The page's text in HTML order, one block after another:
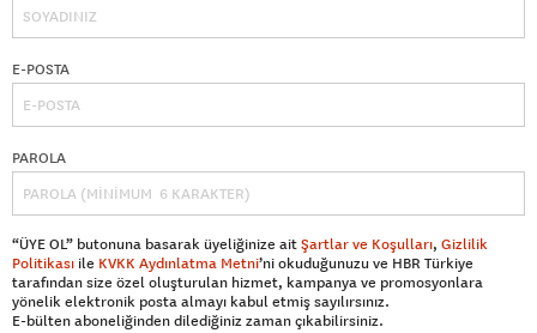
E-POSTA
PAROLA
“ÜYE OL” butonuna basarak üyeliğinize aitŞartlar ve Koşulları, Gizlilik
Politikası ile KVKK Aydınlatma Metni’ni okuduğunuzu ve HBR Türkiye
tarafından size özel oluşturulan hizmet, kampanya ve promosyonlara
yönelik elektronik posta almayı kabul etmiş sayılırsınız.
E-bülten aboneliğinden dilediğiniz zaman çıkabilirsiniz.